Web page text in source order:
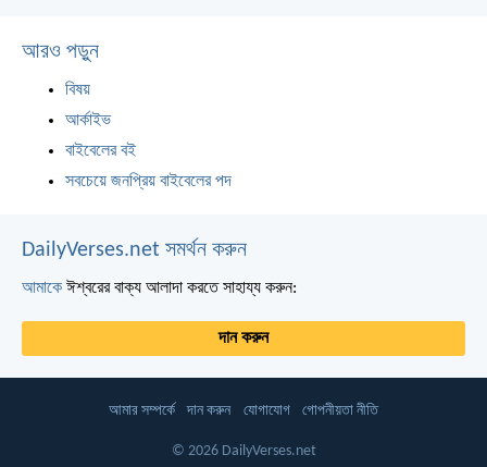
আরও পড়ুন
বিষয়
আর্কাইভ
বাইবেলের বই
সবচেয়ে জনপ্রিয় বাইবেলের পদ
DailyVerses.net সমর্থন করুন
আমাকে ঈশ্বরের বাক্য আলাদা করতে সাহায্য করুন:
দান করুন
আমার সম্পর্কে দান করুন যোগাযোগ গোপনীয়তা নীতি
© 2026 DailyVerses.net